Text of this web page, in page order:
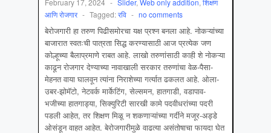
February 17, 2024 - Slider, Web only addition, शिक्षण
आणि रोजगार - Tagged:रवि - no comments
बेरोजगारी हा तरुण पिढीसमोरचा यक्ष प्रश्न बनला आहे. नोकऱ्यांच्या
बाजारात स्वतःची पात्रता सिद्ध करण्यासाठी आज प्रत्येक जण
कोल्हूच्या बैलाप्रमाणे राबत आहे. लाखो तरुणांसाठी काही शे नोकऱ्या
काढून रोजगार देण्याच्या नावाखाली सरकार तरुणांचा वेळ-पैसा-
मेहनत वाया घालवून त्यांना निराशेच्या गर्त्यात ढकलत आहे. ओला-
उबर-झोमॅटो, नेटवर्क मार्केटिंग, सेल्समन, हातगाडी, वडापाव-
भजीच्या हातगाड्या, सिक्युरिटी सारखी कामे पदवीधरांच्या पदरी
पडली आहेत, तर शिक्षण मिळू न शकणाऱ्यांच्या गर्दीने मजूर-अड्डे
ओसंडून वाहत आहेत. बेरोजगारीमुळे वाढत्या असंतोषाचा फायदा घेत